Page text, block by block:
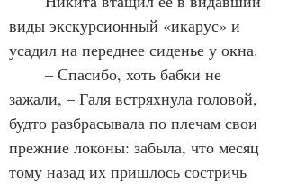
виды экскурсионный «икарус» и
усадил на переднее сиденье у окна.
зажали, – Галя встряхнула головой,
будто разбрасывала по плечам свои
прежние локоны: забыла, что месяц
тому назад их пришлось состричь